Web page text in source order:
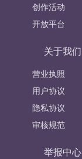
创作活动
开放平台
关于我们
营业执照
用户协议
隐私协议
审核规范
举报中心